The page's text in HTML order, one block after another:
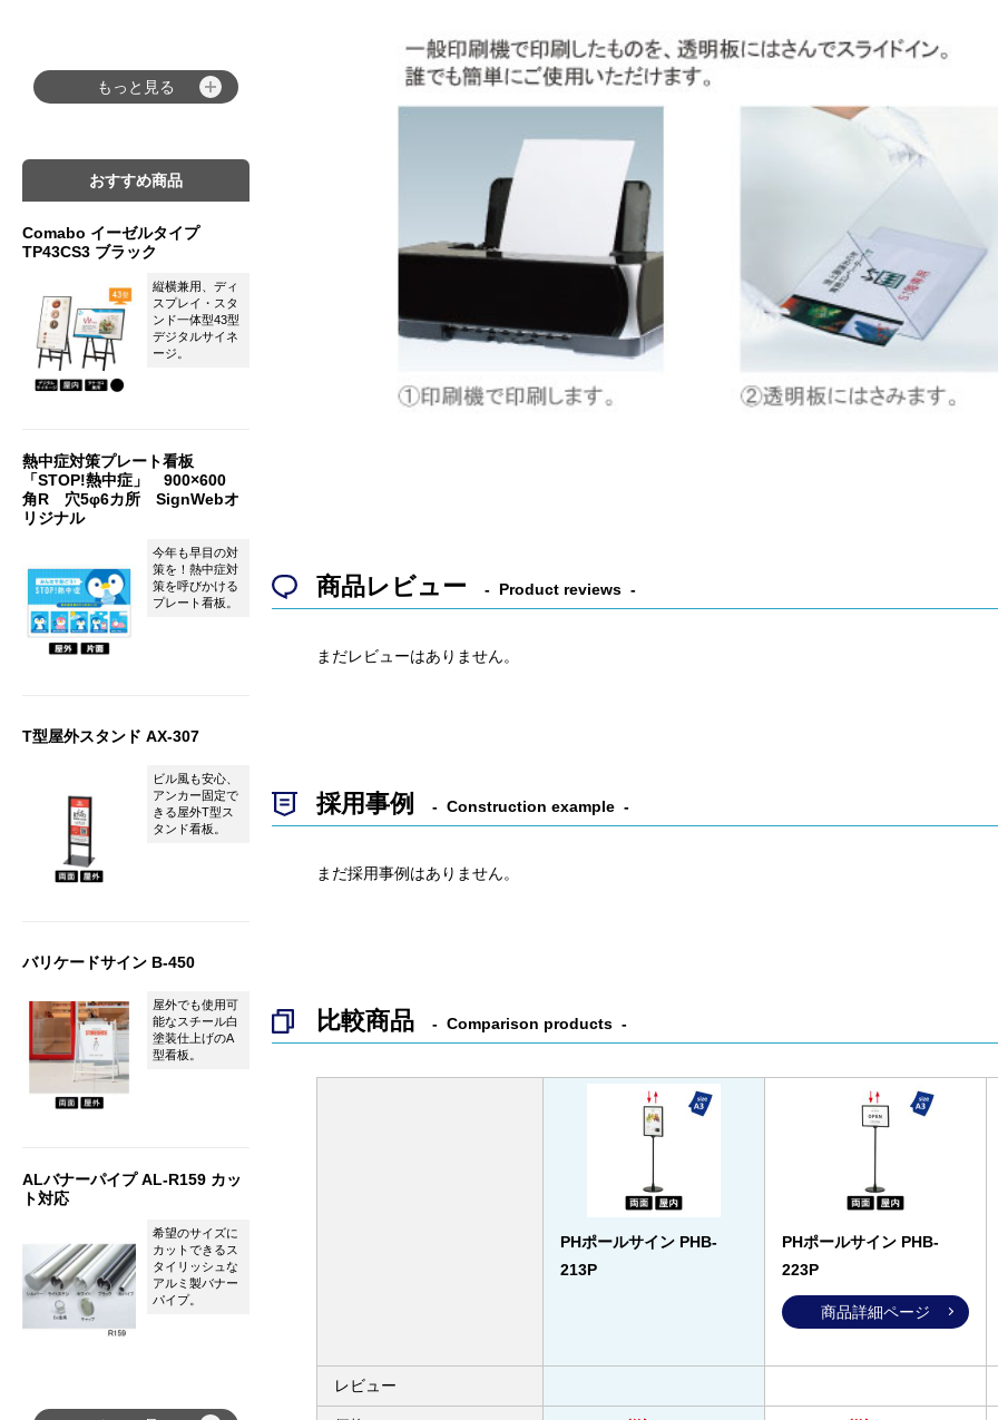
商品レビュー Product reviews
まだレビューはありません。
採用事例 Construction example
まだ採用事例はありません。
比較商品 Comparison products
PHポールサイン PHB-
213P
PHポールサイン PHB-
223P
商品詳細ページ
レビュー
もっと見る
おすすめ商品
Comabo イーゼルタイプ
TP43CS3 ブラック
縦横兼用、ディ
スプレイ・スタ
ンド一体型43型
デジタルサイネ
ージ。
熱中症対策プレート看板
「STOP!熱中症」 900×600
角R 穴5φ6カ所 SignWebオ
リジナル
今年も早目の対
策を！熱中症対
策を呼びかける
プレート看板。
T型屋外スタンド AX-307
ビル風も安心、
アンカー固定で
きる屋外T型ス
タンド看板。
バリケードサイン B-450
屋外でも使用可
能なスチール白
塗装仕上げのA
型看板。
ALバナーパイプ AL-R159 カッ
ト対応
希望のサイズに
カットできるス
タイリッシュな
アルミ製バナー
パイプ。